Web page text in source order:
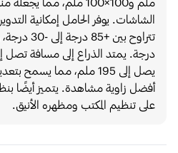
يصل إلى 195 ملم، مما
أفضل زاوية مشاهدة. يتميز أيضًا
على تنظيم المكتب ومظهره الأنيق.